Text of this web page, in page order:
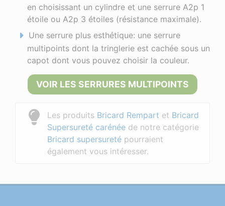
en choisissant un cylindre et une serrure A2p 1
étoile ou A2p 3 étoiles (résistance maximale).
Une serrure plus esthétique: une serrure
multipoints dont la tringlerie est cachée sous un
capot dont vous pouvez choisir la couleur.
VOIR LES SERRURES MULTIPOINTS
Les produits Bricard Rempart et Bricard
Supersureté carénée de notre catégorie
Bricard supersureté pourraient
également vous intéresser.